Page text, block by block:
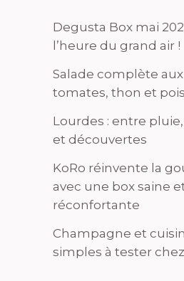
Degusta Box mai
l’heure du grand air !
Salade complète
tomates, thon et
Lourdes : entre
et découvertes
KoRo réinvente la
avec une box saine
réconfortante
Champagne et
simples à tester